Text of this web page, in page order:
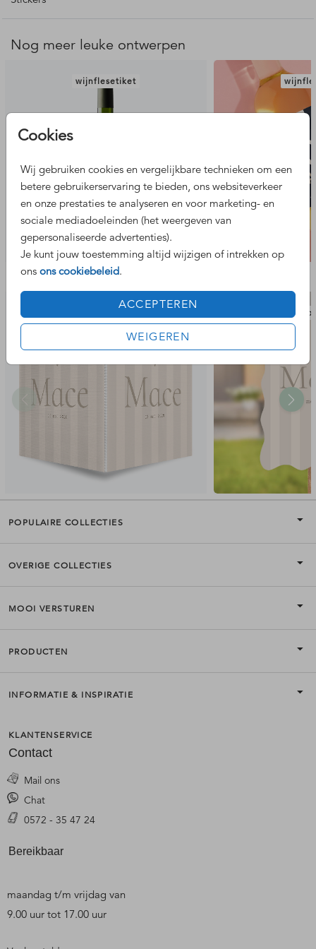
Cookies
Wij gebruiken cookies en vergelijkbare technieken om een
betere gebruikerservaring te bieden, ons websiteverkeer
en onze prestaties te analyseren en voor marketing- en
sociale mediadoeleinden (het weergeven van
gepersonaliseerde advertenties).
Je kunt jouw toestemming altijd wijzigen of intrekken op
ons ons cookiebeleid.
ACCEPTEREN
WEIGEREN
papier.
Hulp nodig? Neem gerust contact met ons op.
Nog meer leuke ontwerpen
wijnflesetiket
Bekijk de complete set
POPULAIRE COLLECTIES
OVERIGE COLLECTIES
MOOI VERSTUREN
PRODUCTEN
INFORMATIE & INSPIRATIE
KLANTENSERVICE
Contact
Mail ons
Chat
0572 - 35 47 24
Bereikbaar
maandag t/m vrijdag van
9.00 uur tot 17.00 uur